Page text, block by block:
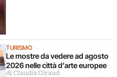
TURISMO
Le mostre da vedere ad agosto
2026 nelle città d’arte europee
di Claudia Giraud